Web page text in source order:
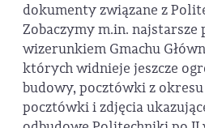
dokumenty związane z
Zobaczymy m.in. najstarsze
wizerunkiem Gmachu
których widnieje jeszcze
budowy, pocztówki z
pocztówki i zdjęcia